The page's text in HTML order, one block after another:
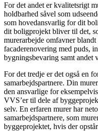
For det andet er kvalitetsrigt
holdbarhed såvel som
som hovedansvarlig for dit
dit boligprojekt bliver til det,
murerarbejde omfavner
facaderenovering med puds,
bygningsbevaring samt andet
For det tredje er det også en
samarbejdspartnere. Din
den ansvarlige for
VVS’er til dele af
selv. En erfaren murer har
samarbejdspartnere, som
byggeprojektet, hvis der